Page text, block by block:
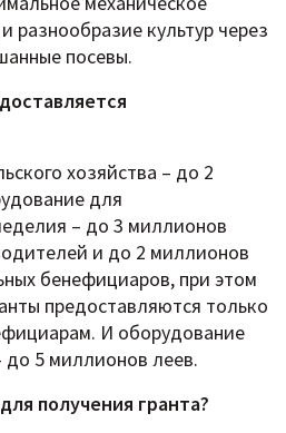
разнообразие культур через
посевы.
хозяйства – до 2
для
– до 3 миллионов
и до 2 миллионов
бенефициаров, при этом
предоставляются только
И оборудование
до 5 миллионов леев.
получения гранта?